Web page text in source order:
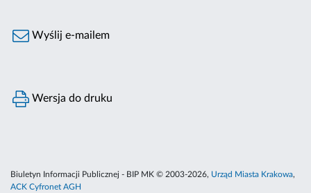
Wyślij e-mailem
Wersja do druku
Biuletyn Informacji Publicznej - BIP MK © 2003-2026, Urząd Miasta Krakowa,
ACK Cyfronet AGH